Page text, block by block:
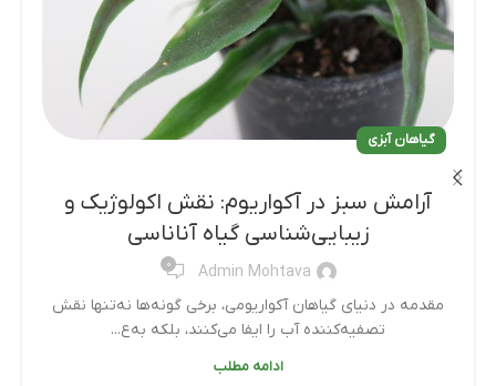
گیاهان آبزی
آرامش سبز در آکواریوم: نقش اکولوژیک و
زیبایی‌شناسی گیاه آناناسی
Admin Mohtava
0
مقدمه در دنیای گیاهان آکواریومی، برخی گونه‌ها نه‌تنها نقش
تصفیه‌کننده آب را ایفا می‌کنند، بلکه به‌ع...
ادامه مطلب